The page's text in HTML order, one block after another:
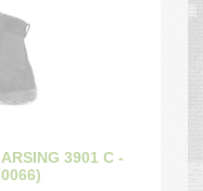
3901 C -